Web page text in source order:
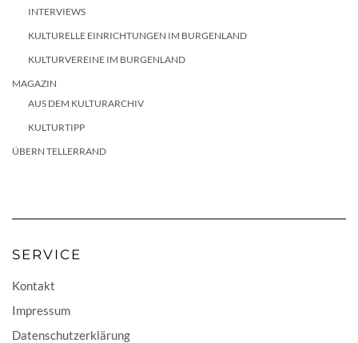
INTERVIEWS
KULTURELLE EINRICHTUNGEN IM BURGENLAND
KULTURVEREINE IM BURGENLAND
MAGAZIN
AUS DEM KULTURARCHIV
KULTURTIPP
ÜBERN TELLERRAND
SERVICE
Kontakt
Impressum
Datenschutzerklärung